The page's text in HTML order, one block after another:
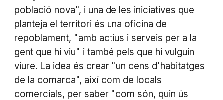
població nova", i una de les iniciatives que
planteja el territori és una oficina de
repoblament, "amb actius i serveis per a la
gent que hi viu" i també pels que hi vulguin
viure. La idea és crear "un cens d'habitatges
de la comarca", així com de locals
comercials, per saber "com són, quin ús